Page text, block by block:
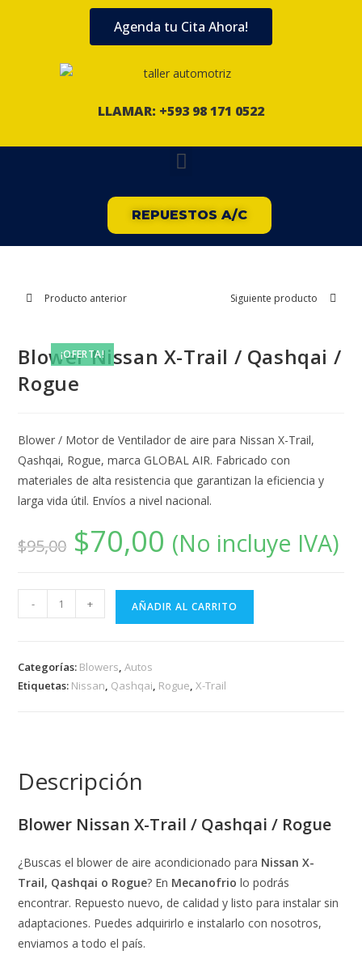
Agenda tu Cita Ahora!
LLAMAR: +593 98 171 0522
REPUESTOS A/C
¡OFERTA!
Producto anterior Siguiente producto
Blower Nissan X-Trail / Qashqai /
Rogue
Blower / Motor de Ventilador de aire para Nissan X-Trail,
Qashqai, Rogue, marca GLOBAL AIR. Fabricado con
materiales de alta resistencia que garantizan la eficiencia y
larga vida útil. Envíos a nivel nacional.
$95,00 $70,00 (No incluye IVA)
- + AÑADIR AL CARRITO
Categorías: Blowers,Autos
Etiquetas: Nissan, Qashqai, Rogue,X-Trail
Descripción
Blower Nissan X-Trail / Qashqai / Rogue
¿Buscas el blower de aire acondicionado para Nissan X-
Trail, Qashqai o Rogue? En Mecanofrio lo podrás
encontrar. Repuesto nuevo, de calidad y listo para instalar sin
adaptaciones. Puedes adquirirlo e instalarlo con nosotros,
enviamos a todo el país.